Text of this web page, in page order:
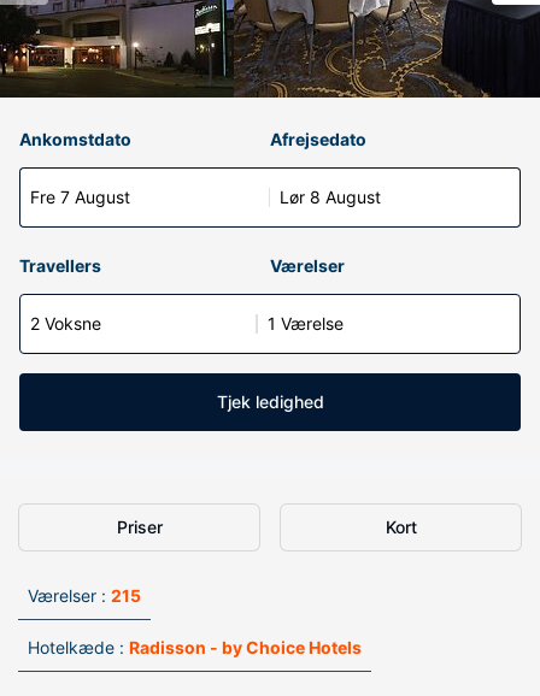
Ankomstdato
Fre 7 August
Afrejsedato
Lør 8 August
Travellers Værelser
2 Voksne 1 Værelse
Tjek ledighed
Priser Kort
Værelser : 215
Hotelkæde : Radisson - by Choice Hotels